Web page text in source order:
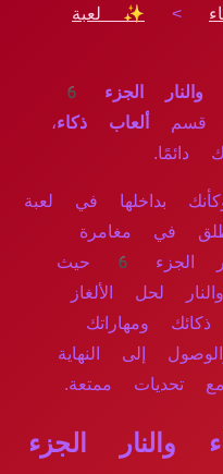
>
✨ لعبة
الجزء 6
قسم
ألعاب ذكاء،
دائمًا.
بداخلها في لعبة
الجزء 6، انطلق في مغامرة
جديدة مع لعبة الماء والنار الجزء 6 حيث
لحل الألغاز
ومهاراتك
إلى النهاية
تحديات ممتعة.
الجزء